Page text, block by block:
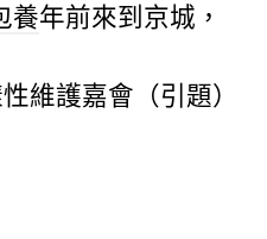
養年前來到京城，
護嘉會（引題）